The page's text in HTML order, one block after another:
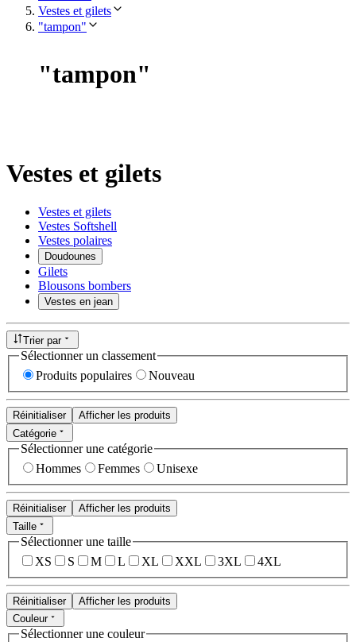
Vestes et gilets
"tampon"
"tampon"
Vestes et gilets
Vestes et gilets
Vestes Softshell
Vestes polaires
Doudounes
Gilets
Blousons bombers
Vestes en jean
Trier par
Sélectionner un classement
Produits populaires
Nouveau
Réinitialiser
Afficher les produits
Catégorie
Sélectionner une catégorie
Hommes
Femmes Unisexe
Réinitialiser
Afficher les produits
Taille
Sélectionner une taille
XS
S M L XL XXL 3XL 4XL
Réinitialiser
Afficher les produits
Couleur
Sélectionner une couleur